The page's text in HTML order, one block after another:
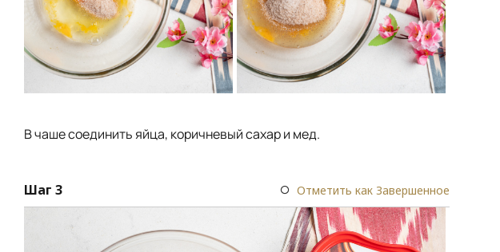
В чаше соединить яйца, коричневый сахар и мед.
Шаг 3 Отметить как Завершенное